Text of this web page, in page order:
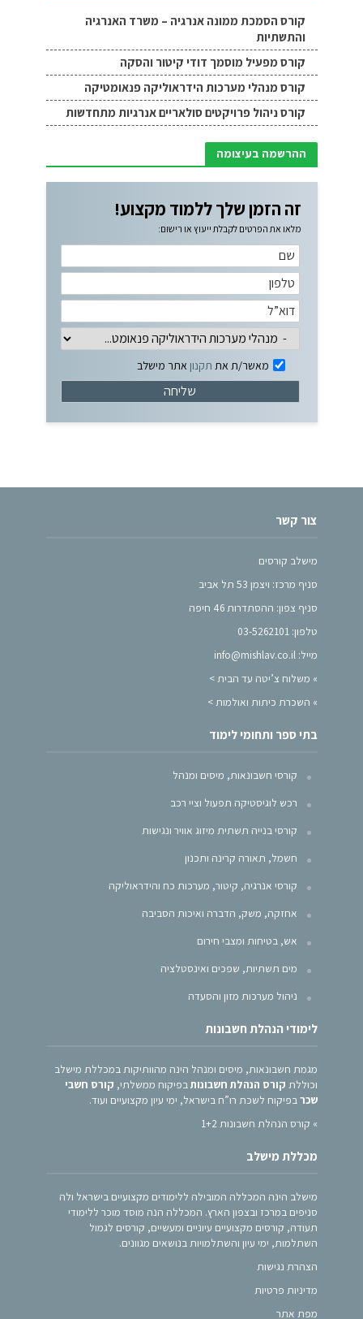
קורס הסמכת ממונה אנרגיה – משרד האנרגיה
והתשתיות
קורס מפעיל מוסמך דודי קיטור והסקה
קורס מנהלי מערכות הידראוליקה פנאומטיקה
קורס ניהול פרויקטים סולאריים אנרגיות מתחדשות
ההרשמה בעיצומה
זה הזמן שלך ללמוד מקצוע!
מלאו את הפרטים לקבלת ייעוץ או רישום:
מאשר/ת את תקנון אתר מישלב
צור קשר
מישלב קורסים
סניף מרכז: ויצמן 53 תל אביב
סניף צפון: ההסתדרות 46 חיפה
טלפון: 03-5262101
מייל: info@mishlav.co.il
» משלוח צ’יטה עד הבית >
» השכרת כיתות ואולמות >
בתי ספר ותחומי לימוד
קורסי חשבונאות, מיסים ומנהל
רכש לוגיסטיקה תפעול וציי רכב
קורסי בנייה תשתית מיזוג אוויר ונגישות
חשמל, תאורה קרינה ותכנון
קורסי אנרגיה, קיטור, מערכות כח והידראוליקה
אחזקה, משק, הדברה ואיכות הסביבה
אש, בטיחות ומצבי חירום
מים תשתיות, שפכים ואינסטלציה
ניהול מערכות מזון והסעדה
לימודי הנהלת חשבונות
מגמת חשבונאות, מיסים ומנהל הינה מהוותיקות במכללת מישלב
וכוללת קורס הנהלת חשבונותבפיקוח ממשלתי, קורס חשבי
שכרבפיקוח לשכת רו”ח בישראל, ימי עיון מקצועיים ועוד.
» קורס הנהלת חשבונות 1+2
מכללת מישלב
מישלב הינה המכללה המובילה ללימודים מקצועיים בישראל ולה
סניפים במרכז ובצפון הארץ. המכללה הנה מוסד מוכר ללימודי
תעודה, קורסים מקצועיים עיוניים ומעשיים, קורסים לגמול
השתלמות, ימי עיון והשתלמויות בנושאים מגוונים.
הצהרת נגישות
מדיניות פרטיות
מפת אתר